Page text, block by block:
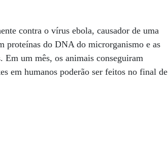
contra o vírus ebola, causador de uma
proteínas do DNA do microrganismo e as
um mês, os animais conseguiram
em humanos poderão ser feitos no final de